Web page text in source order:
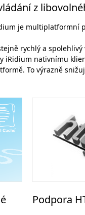
z
je multiplatformní
rychlý a
iRidium nativnímu
To výrazně
Podpora